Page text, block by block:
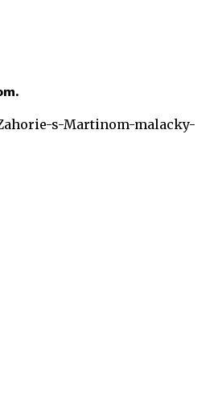
s-Martinom-malacky-